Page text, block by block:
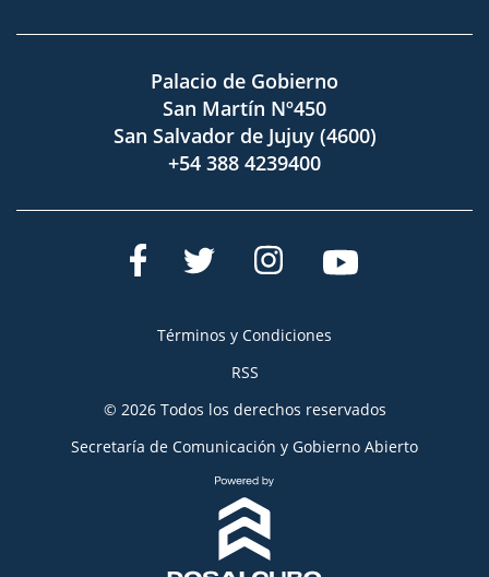
Palacio de Gobierno
San Martín Nº450
San Salvador de Jujuy (4600)
+54 388 4239400
Términos y Condiciones
RSS
© 2026 Todos los derechos reservados
Secretaría de Comunicación y Gobierno Abierto